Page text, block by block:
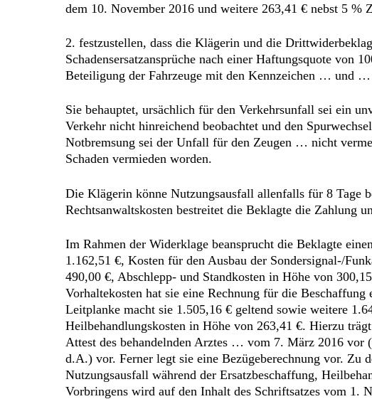
dem 10. November 2016 und weitere 263,41 € nebst 5 %
2. festzustellen, dass die Klägerin und die
Schadensersatzansprüche nach einer Haftungsquote von
Beteiligung der Fahrzeuge mit den Kennzeichen … und …
Sie behauptet, ursächlich für den Verkehrsunfall sei ein
Verkehr nicht hinreichend beobachtet und den
Notbremsung sei der Unfall für den Zeugen … nicht
Schaden vermieden worden.
Die Klägerin könne Nutzungsausfall allenfalls für 8 Tage
Rechtsanwaltskosten bestreitet die Beklagte die Zahlung
Im Rahmen der Widerklage beansprucht die Beklagte
1.162,51 €, Kosten für den Ausbau der Sondersignal-/
490,00 €, Abschlepp- und Standkosten in Höhe von
Vorhaltekosten hat sie eine Rechnung für die
Leitplanke macht sie 1.505,16 € geltend sowie weitere
Heilbehandlungskosten in Höhe von 263,41 €. Hierzu
Attest des behandelnden Arztes … vom 7. März 2016 vor
d.A.) vor. Ferner legt sie eine Bezügeberechnung vor. Zu
Nutzungsausfall während der Ersatzbeschaffung,
Vorbringens wird auf den Inhalt des Schriftsatzes vom